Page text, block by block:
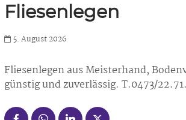
Fliesenlegen
5. August 2026
Fliesenlegenaus Meisterhand,
günstig und zuverlässig. T.0473/